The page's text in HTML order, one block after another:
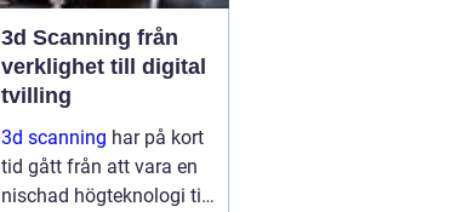
3d Scanning från
verklighet till digital
tvilling
3d scanning har på kort
tid gått från att vara en
nischad högteknologi till